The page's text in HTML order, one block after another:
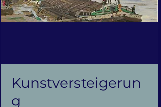
Kunstversteigerun
g